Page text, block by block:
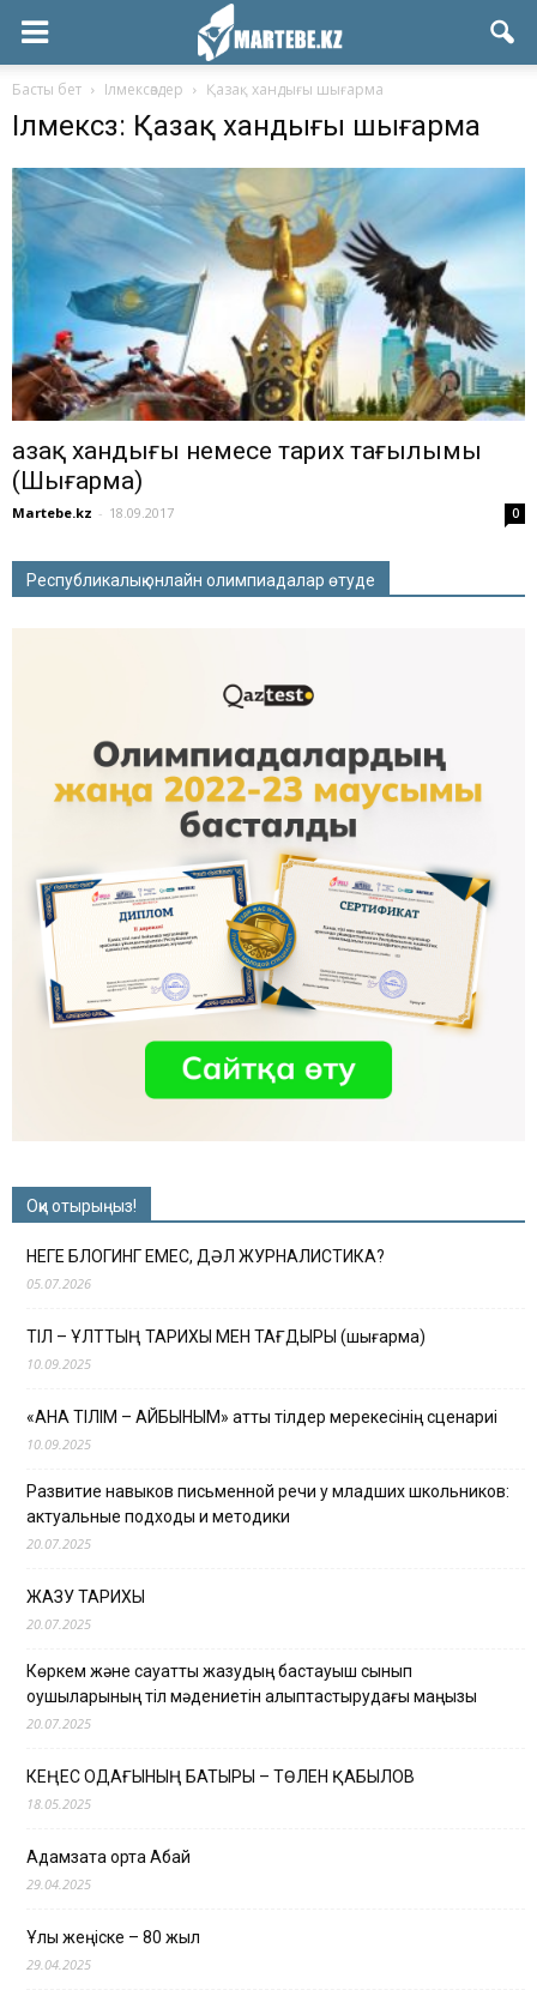
Басты бет Ілмексөздер Қазақ хандығы шығарма
Ілмексөз: Қазақ хандығы шығарма
Қазақ хандығы немесе тарих тағылымы
(Шығарма)
Martebe.kz - 18.09.2017 0
Республикалық онлайн олимпиадалар өтуде
Оқи отырыңыз!
НЕГЕ БЛОГИНГ ЕМЕС, ДӘЛ ЖУРНАЛИСТИКА?
05.07.2026
ТІЛ – ҰЛТТЫҢ ТАРИХЫ МЕН ТАҒДЫРЫ (шығарма)
10.09.2025
«АНА ТІЛІМ – АЙБЫНЫМ» атты тілдер мерекесінің сценариі
10.09.2025
Развитие навыков письменной речи у младших школьников:
актуальные подходы и методики
20.07.2025
ЖАЗУ ТАРИХЫ
20.07.2025
Көркем және сауатты жазудың бастауыш сынып
оқушыларының тіл мәдениетін қалыптастырудағы маңызы
20.07.2025
КЕҢЕС ОДАҒЫНЫҢ БАТЫРЫ – ТӨЛЕН ҚАБЫЛОВ
18.05.2025
Адамзатқа ортақ Абай
29.04.2025
Ұлы жеңіске – 80 жыл
29.04.2025